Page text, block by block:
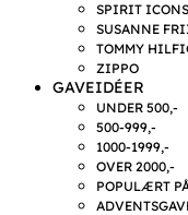
SPIRIT ICONS
SUSANNE
TOMMY
ZIPPO
GAVEIDÉER
UNDER 500,-
500-999,-
1000-1999,-
OVER 2000,-
POPULÆRT